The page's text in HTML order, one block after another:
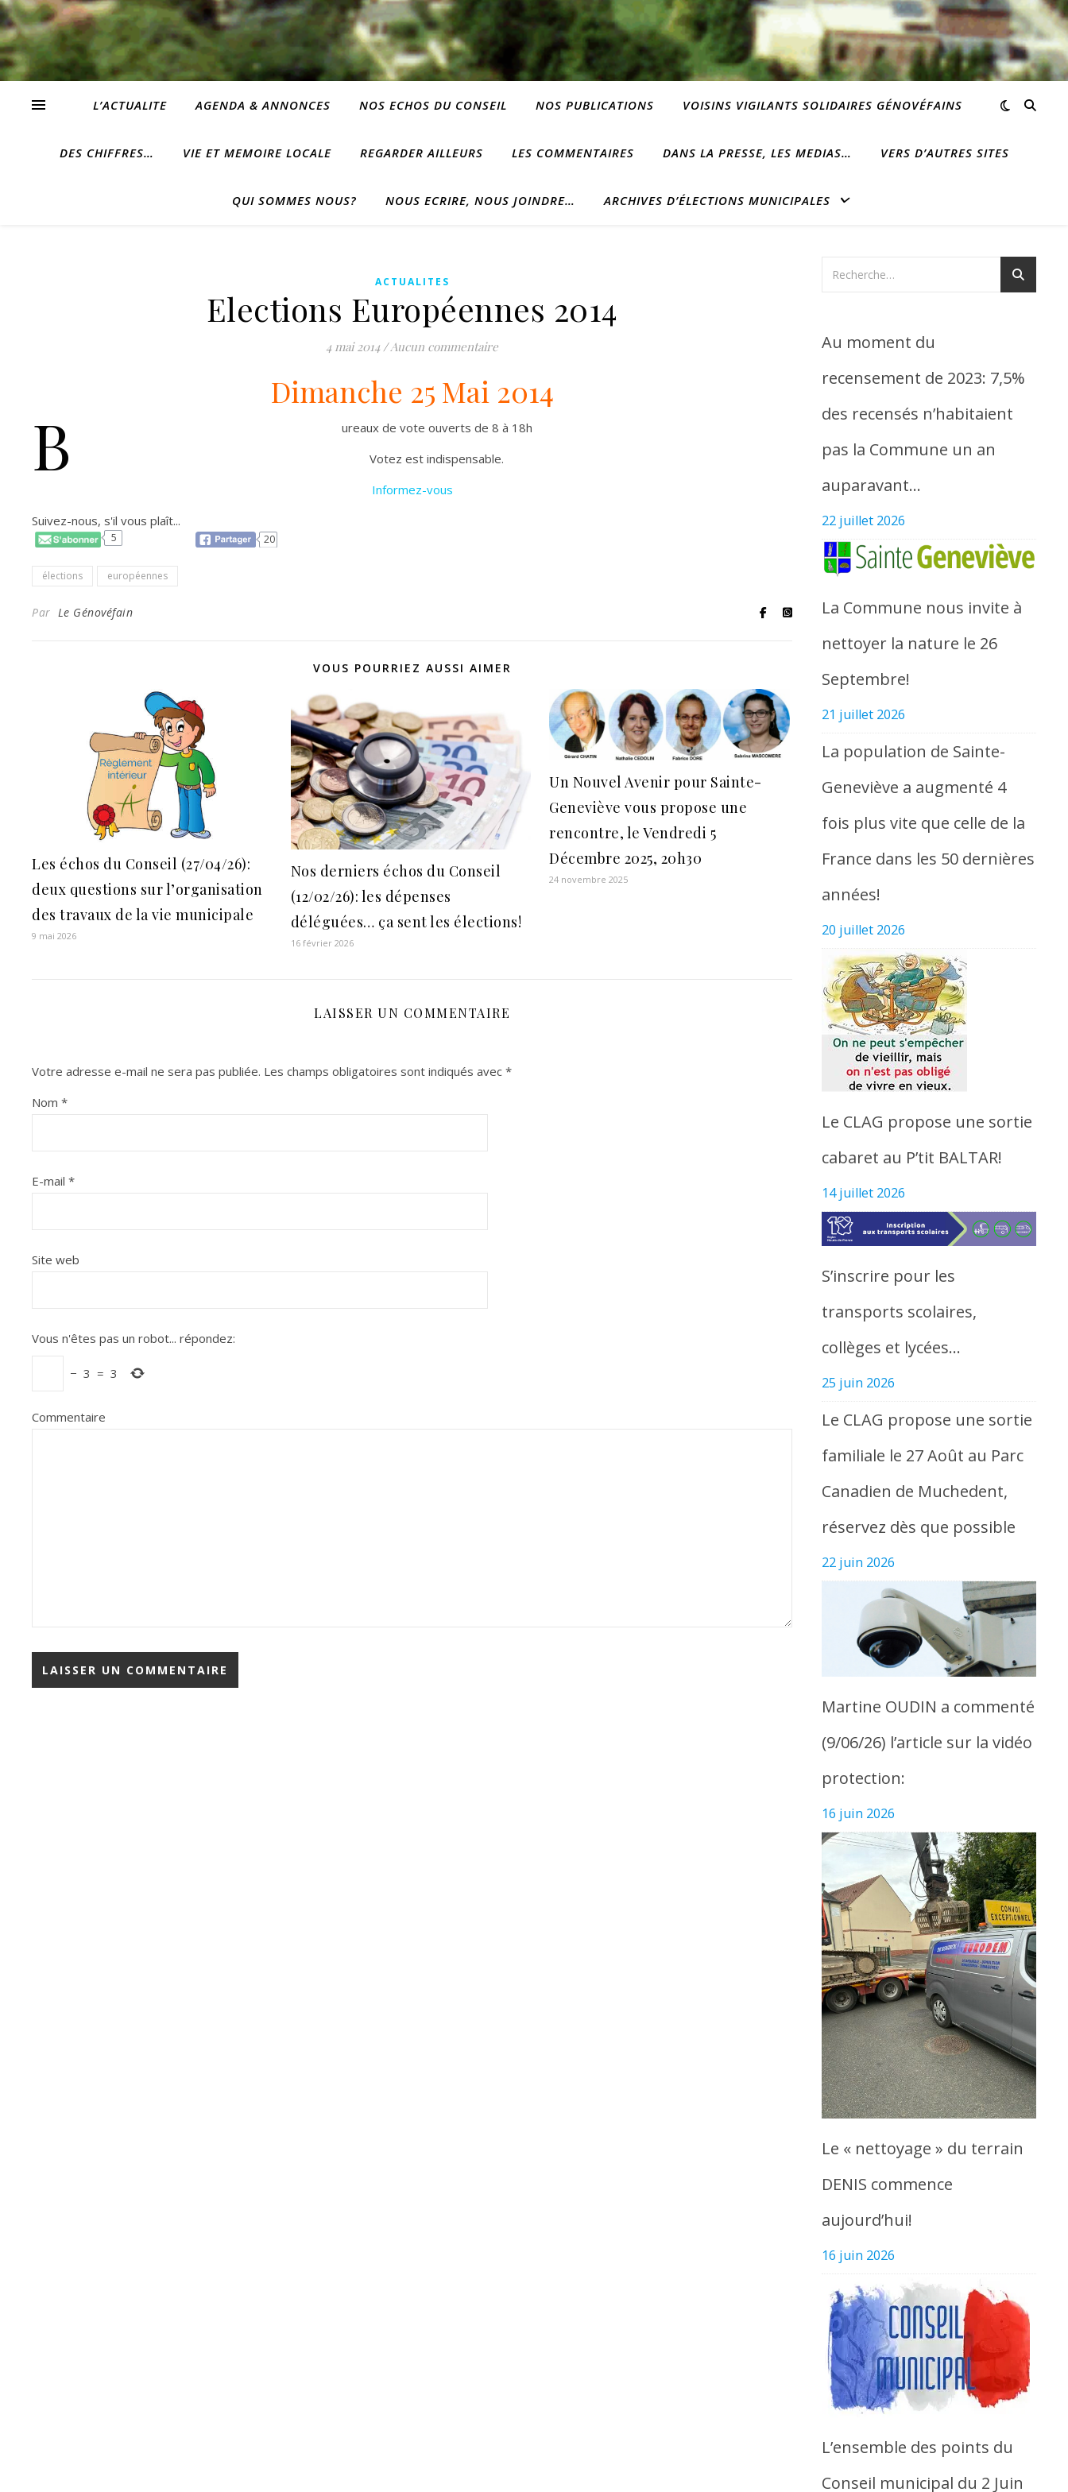
L’ACTUALITE AGENDA & ANNONCES NOS ECHOS DU CONSEIL NOS PUBLICATIONS VOISINS VIGILANTS SOLIDAIRES GÉNOVÉFAINS
DES CHIFFRES… VIE ET MEMOIRE LOCALE REGARDER AILLEURS LES COMMENTAIRES DANS LA PRESSE, LES MEDIAS… VERS D’AUTRES SITES
QUI SOMMES NOUS? NOUS ECRIRE, NOUS JOINDRE… ARCHIVES D’ÉLECTIONS MUNICIPALES
ACTUALITES
Elections Européennes 2014
4 mai 2014 /Aucun commentaire
Dimanche 25 Mai 2014
B
ureaux de vote ouverts de 8 à 18h
Votez est indispensable.
Informez-vous
Suivez-nous, s'il vous plaît...
5 20
élections européennes
Par Le Génovéfain
VOUS POURRIEZ AUSSI AIMER
Les échos du Conseil (27/04/26):
deux questions sur l’organisation
des travaux de la vie municipale
9 mai 2026
Nos derniers échos du Conseil
(12/02/26): les dépenses
déléguées… ça sent les élections!
16 février 2026
Un Nouvel Avenir pour Sainte-
Geneviève vous propose une
rencontre, le Vendredi 5
Décembre 2025, 20h30
24 novembre 2025
LAISSER UN COMMENTAIRE
Votre adresse e-mail ne sera pas publiée. Les champs obligatoires sont indiqués avec *
Nom *
E-mail *
Site web
Vous n'êtes pas un robot... répondez:
− 3 = 3
Commentaire
Au moment du
recensement de 2023: 7,5%
des recensés n’habitaient
pas la Commune un an
auparavant…
22 juillet 2026
La Commune nous invite à
nettoyer la nature le 26
Septembre!
21 juillet 2026
La population de Sainte-
Geneviève a augmenté 4
fois plus vite que celle de la
France dans les 50 dernières
années!
20 juillet 2026
Le CLAG propose une sortie
cabaret au P’tit BALTAR!
14 juillet 2026
S’inscrire pour les
transports scolaires,
collèges et lycées…
25 juin 2026
Le CLAG propose une sortie
familiale le 27 Août au Parc
Canadien de Muchedent,
réservez dès que possible
22 juin 2026
Martine OUDIN a commenté
(9/06/26) l’article sur la vidéo
protection:
16 juin 2026
Le « nettoyage » du terrain
DENIS commence
aujourd’hui!
16 juin 2026
L’ensemble des points du
Conseil municipal du 2 Juin